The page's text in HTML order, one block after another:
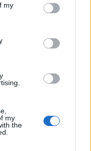
You may click to
third-party tags to
in below Google
my
my
the
αναβάθμιση
την προώθηση